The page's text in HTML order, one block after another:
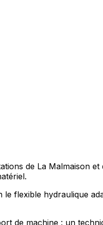
de La Malmaison
flexible hydraulique
de machine : un